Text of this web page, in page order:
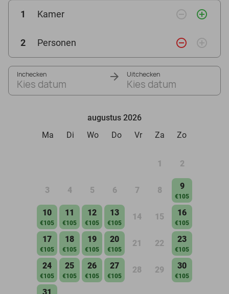
1 Kamer remove_circle_outline add_circle_outline
2 Personen remove_circle_outline add_circle_outline
Inchecken
Kies datum
Uitchecken
Kies datum
augustus 2026
Ma
Di Wo Do Vr Za Zo
1 2
3 4 5 6 7 8 9
€105
10
€105
11
€105
12
€105
13
€105
14 15 16
€105
17
€105
18
€105
19
€105
20
€105
21 22 23
€105
24
€105
25
€105
26
€105
27
€105
28 29 30
€105